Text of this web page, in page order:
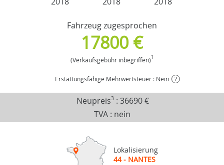
Fahrzeug zugesprochen
17800 €
(Verkaufsgebühr inbegriffen)1
Erstattungsfähige Mehrwertsteuer : Nein ?
Neupreis3 : 36690 €
TVA : nein
Lokalisierung
44 - NANTES